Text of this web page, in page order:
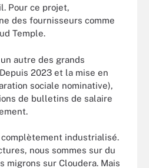
Pour ce projet,
des fournisseurs comme
Temple.
autre des grands
2023 et la mise en
sociale nominative),
de bulletins de salaire
complètement industrialisé.
nous sommes sur du
migrons sur Cloudera. Mais